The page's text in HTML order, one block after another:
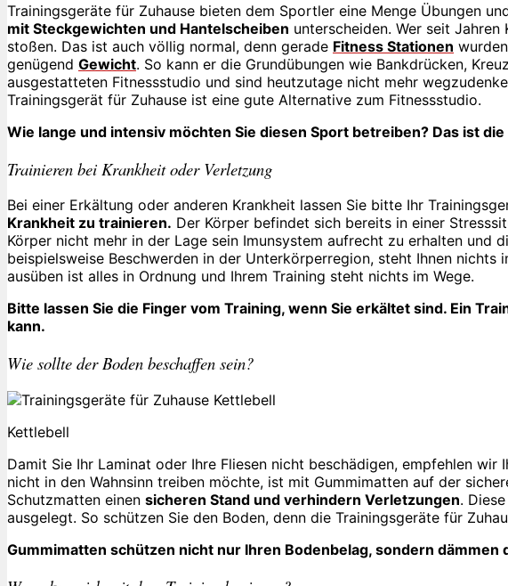
Trainingsgeräte für Zuhause bieten dem Sportler eine Menge Übungen
mit Steckgewichten und Hantelscheiben unterscheiden. Wer seit
stoßen. Das ist auch völlig normal, denn gerade Fitness Stationen
genügend Gewicht. So kann er die Grundübungen wie Bankdrücken,
ausgestatteten Fitnessstudio und sind heutzutage nicht mehr
Trainingsgerät für Zuhause ist eine gute Alternative zum Fitnessstudio.
Wie lange und intensiv möchten Sie diesen Sport betreiben? Das ist
Trainieren bei Krankheit oder Verletzung
Bei einer Erkältung oder anderen Krankheit lassen Sie bitte Ihr
Krankheit zu trainieren. Der Körper befindet sich bereits in einer
Körper nicht mehr in der Lage sein Imunsystem aufrecht zu erhalten und
beispielsweise Beschwerden in der Unterkörperregion, steht Ihnen
ausüben ist alles in Ordnung und Ihrem Training steht nichts im Wege.
Bitte lassen Sie die Finger vom Training, wenn Sie erkältet sind. Ein
kann.
Wie sollte der Boden beschaffen sein?
Kettlebell
Damit Sie Ihr Laminat oder Ihre Fliesen nicht beschädigen, empfehlen wir
nicht in den Wahnsinn treiben möchte, ist mit Gummimatten auf der
Schutzmatten einen sicheren Stand und verhindern Verletzungen.
ausgelegt. So schützen Sie den Boden, denn die Trainingsgeräte für
Gummimatten schützen nicht nur Ihren Bodenbelag, sondern